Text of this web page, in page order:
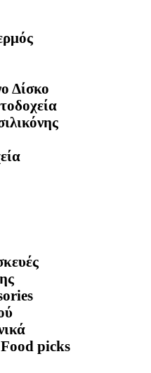
Δίσκο
picks